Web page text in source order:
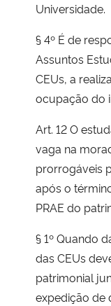
Universidade.
§ 4º É de
Assuntos
CEUs, a
ocupação do
Art. 12 O
vaga na
prorrogáveis
após o
PRAE do
§ 1º Quando
das CEUs
patrimonial
expedição de